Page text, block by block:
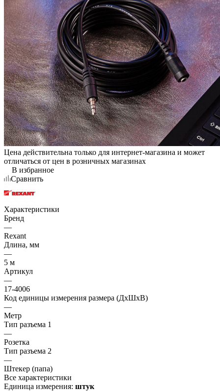
Цена действительна только для интернет-магазина и может
отличаться от цен в розничных магазинах
В избранное
Сравнить
Характеристики
Бренд
—
Rexant
Длина, мм
—
5 м
Артикул
—
17-4006
Код единицы измерения размера (ДхШхВ)
—
Метр
Тип разъема 1
—
Розетка
Тип разъема 2
—
Штекер (папа)
Все характеристики
Единица измерения: штук